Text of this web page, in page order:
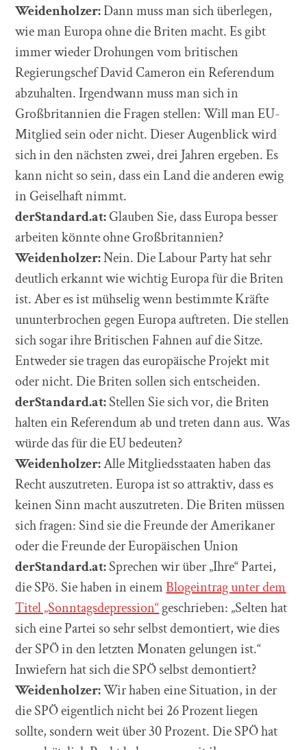
Weidenholzer:Dann muss man sich überlegen,
wie man Europa ohne die Briten macht. Es gibt
immer wieder Drohungen vom britischen
Regierungschef David Cameron ein Referendum
abzuhalten. Irgendwann muss man sich in
Großbritannien die Fragen stellen: Will man EU-
Mitglied sein oder nicht. Dieser Augenblick wird
sich in den nächsten zwei, drei Jahren ergeben. Es
kann nicht so sein, dass ein Land die anderen ewig
in Geiselhaft nimmt.
derStandard.at:Glauben Sie, dass Europa besser
arbeiten könnte ohne Großbritannien?
Weidenholzer:Nein. Die Labour Party hat sehr
deutlich erkannt wie wichtig Europa für die Briten
ist. Aber es ist mühselig wenn bestimmte Kräfte
ununterbrochen gegen Europa auftreten. Die stellen
sich sogar ihre Britischen Fahnen auf die Sitze.
Entweder sie tragen das europäische Projekt mit
oder nicht. Die Briten sollen sich entscheiden.
derStandard.at:Stellen Sie sich vor, die Briten
halten ein Referendum ab und treten dann aus. Was
würde das für die EU bedeuten?
Weidenholzer:Alle Mitgliedsstaaten haben das
Recht auszutreten. Europa ist so attraktiv, dass es
keinen Sinn macht auszutreten. Die Briten müssen
sich fragen: Sind sie die Freunde der Amerikaner
oder die Freunde der Europäischen Union
derStandard.at:Sprechen wir über „Ihre“ Partei,
die SPö. Sie haben in einemBlogeintrag unter dem
Titel „Sonntagsdepression“geschrieben: „Selten hat
sich eine Partei so sehr selbst demontiert, wie dies
der SPÖ in den letzten Monaten gelungen ist.“
Inwiefern hat sich die SPÖ selbst demontiert?
Weidenholzer:Wir haben eine Situation, in der
die SPÖ eigentlich nicht bei 26 Prozent liegen
sollte, sondern weit über 30 Prozent. Die SPÖ hat